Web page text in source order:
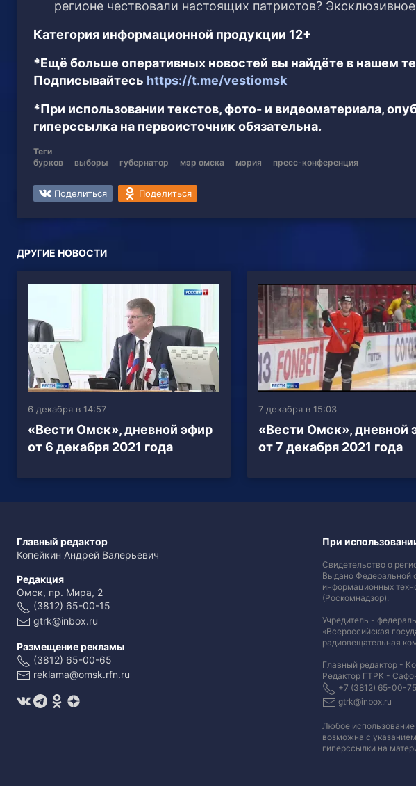
регионе чествовали настоящих патриотов?
Категория информационной продукции 12+
*Ещё больше оперативных новостей вы найдёте в нашем
Подписывайтесь https://t.me/vestiomsk
*При использовании текстов, фото- и видеоматериала,
гиперссылка на первоисточник обязательна.
Теги
бурков
выборы губернатор мэр омска мэрия пресс-конференция
Поделиться Поделиться
ДРУГИЕ НОВОСТИ
6 декабря в 14:57
«Вести Омск», дневной эфир
от 6 декабря 2021 года
7 декабря в 15:03
«Вести Омск», дневной
от 7 декабря 2021 года
Главный редактор
Копейкин Андрей Валерьевич
Редакция
Омск, пр. Мира, 2
(3812) 65-00-15
gtrk@inbox.ru
Размещение рекламы
(3812) 65-00-65
reklama@omsk.rfn.ru
При
Свидетельство о
Выдано Федеральной
информационных
(Роскомнадзор).
Учредитель -
«Всероссийская
радиовещательная
Главный редактор -
Редактор ГТРК -
+7 (3812) 65-00-
gtrk@inbox.ru
Любое использование
возможна с
гиперссылки на